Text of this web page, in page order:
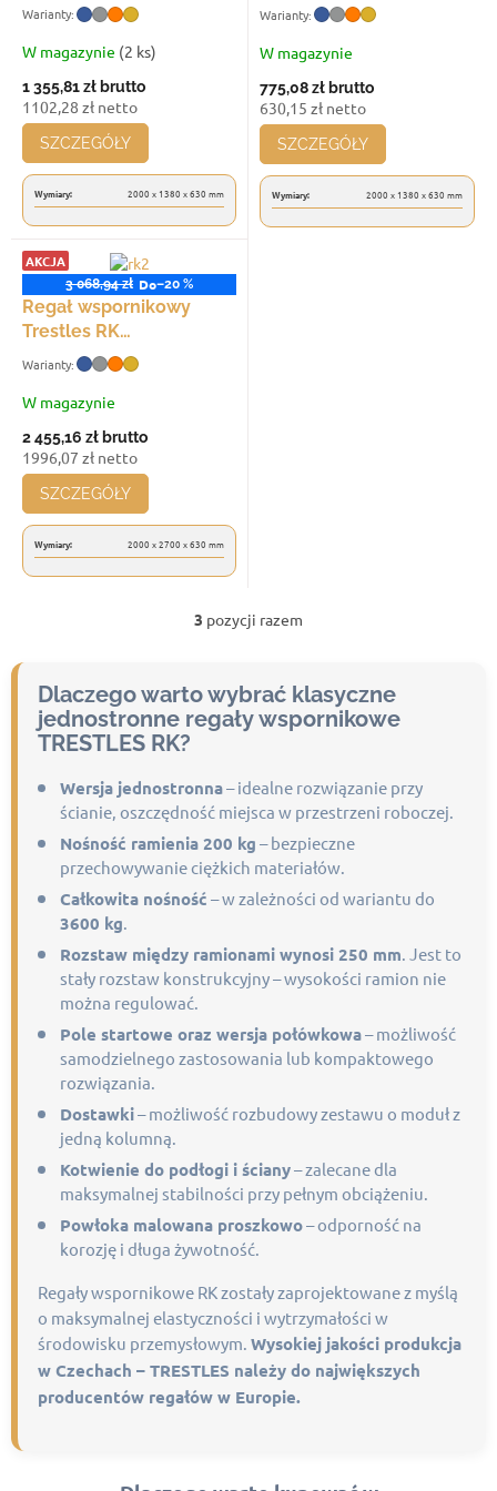
ó
w
RK 2000x1380x630,
udźwig 2400 kg,
jednostronny
W magazynie (2 ks)
1 355,81 zł brutto
1102,28 zł netto
SZCZEGÓŁY
Wymiary: 2000 x 1380 x 630 mm
Trestles RK
1200 kg, jednostronny
W magazynie
775,08 zł brutto
630,15 zł netto
SZCZEGÓŁY
Wymiary: 2000 x 1380 x 630 mm
AKCJA
Gwarancja 10 l.
3 068,94 zł Do–20 %
Regał wspornikowy
Trestles RK
2000x2700x630, udźwig
W magazynie
2 455,16 zł brutto
1996,07 zł netto
SZCZEGÓŁY
Wymiary: 2000 x 2700 x 630 mm
K
t
r
o
k
i
l
i
s
t
y
3 pozycji razem
Dlaczego warto wybrać klasyczne
jednostronne regały wspornikowe
TRESTLES RK?
Wersja jednostronna– idealne rozwiązanie przy
ścianie, oszczędność miejsca w przestrzeni roboczej.
Nośność ramienia 200 kg – bezpieczne
przechowywanie ciężkich materiałów.
Całkowita nośność – w zależności od wariantu do
3600 kg
Rozstaw między ramionami wynosi 250 mm . Jest to
stały rozstaw konstrukcyjny – wysokości ramion nie
można regulować.
Pole startowe oraz wersja połówkowa– możliwość
samodzielnego zastosowania lub kompaktowego
rozwiązania.
Dostawki– możliwość rozbudowy zestawu o moduł z
jedną kolumną.
Kotwienie do podłogi i ściany– zalecane dla
maksymalnej stabilności przy pełnym obciążeniu.
Powłoka malowana proszkowo– odporność na
korozję i długa żywotność.
Regały wspornikowe RK zostały zaprojektowane z myślą
o maksymalnej elastyczności i wytrzymałości w
środowisku przemysłowym. Wysokiej jakości produkcja
w Czechach – TRESTLES należy do największych
producentów regałów w Europie.